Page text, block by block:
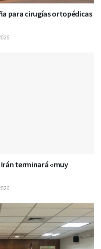
para cirugías ortopédicas
terminará «muy